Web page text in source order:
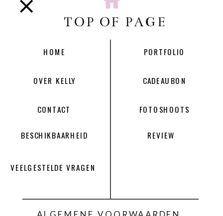
HOME
OVER KELLY
CONTACT
PORTFOLIO
BESCHIKBAARHEID
CADEAUBON
FOTOSHOOTS
REVIEW
VEELGESTELDE VRAGEN
TOP OF PAGE